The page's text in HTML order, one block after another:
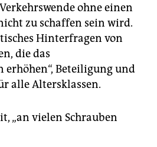
ohne einen
zu schaffen sein wird.
Hinterfragen von
die das
erhöhen“, Beteiligung und
alle Altersklassen.
„an vielen Schrauben